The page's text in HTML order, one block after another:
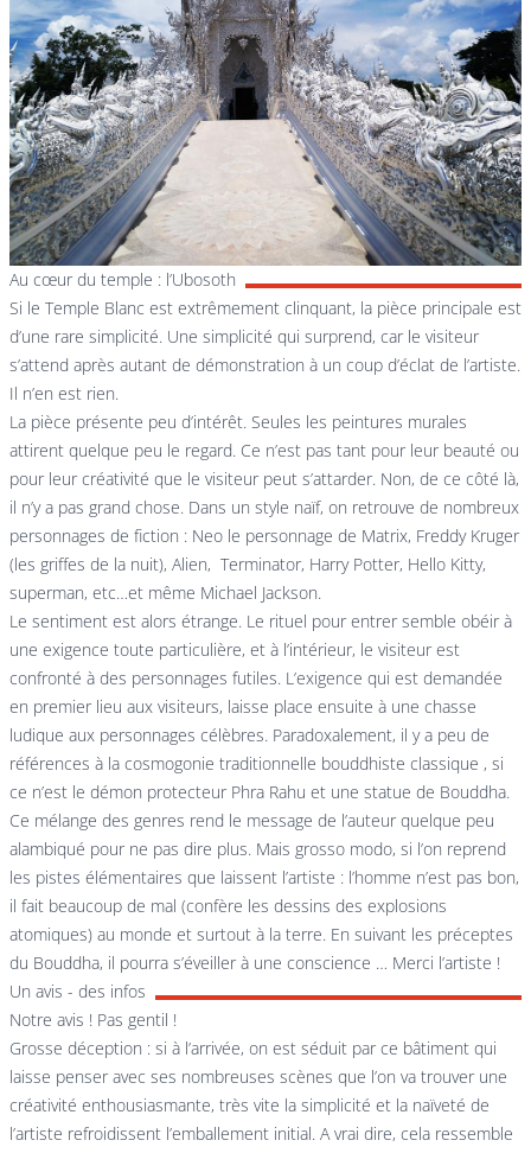
Au cœur du temple : l’Ubosoth
Si le Temple Blanc est extrêmement clinquant, la pièce principale est
d’une rare simplicité. Une simplicité qui surprend, car le visiteur
s’attend après autant de démonstration à un coup d’éclat de l’artiste.
Il n’en est rien.
La pièce présente peu d’intérêt. Seules les peintures murales
attirent quelque peu le regard. Ce n’est pas tant pour leur beauté ou
pour leur créativité que le visiteur peut s’attarder. Non, de ce côté là,
il n’y a pas grand chose. Dans un style naïf, on retrouve de nombreux
personnages de fiction : Neo le personnage de Matrix, Freddy Kruger
(les griffes de la nuit), Alien, Terminator, Harry Potter, Hello Kitty,
superman, etc…et même Michael Jackson.
Le sentiment est alors étrange. Le rituel pour entrer semble obéir à
une exigence toute particulière, et à l’intérieur, le visiteur est
confronté à des personnages futiles. L’exigence qui est demandée
en premier lieu aux visiteurs, laisse place ensuite à une chasse
ludique aux personnages célèbres. Paradoxalement, il y a peu de
références à la cosmogonie traditionnelle bouddhiste classique , si
ce n’est le démon protecteur Phra Rahu et une statue de Bouddha.
Ce mélange des genres rend le message de l’auteur quelque peu
alambiqué pour ne pas dire plus. Mais grosso modo, si l’on reprend
les pistes élémentaires que laissent l’artiste : l’homme n’est pas bon,
il fait beaucoup de mal (confère les dessins des explosions
atomiques) au monde et surtout à la terre. En suivant les préceptes
du Bouddha, il pourra s’éveiller à une conscience … Merci l’artiste !
Un avis - des infos
Notre avis ! Pas gentil !
Grosse déception : si à l’arrivée, on est séduit par ce bâtiment qui
laisse penser avec ses nombreuses scènes que l’on va trouver une
créativité enthousiasmante, très vite la simplicité et la naïveté de
l’artiste refroidissent l’emballement initial. A vrai dire, cela ressemble